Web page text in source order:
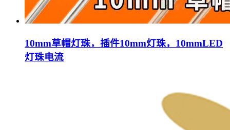
10mm草帽灯珠，插件10mm灯珠，10mmLED
灯珠电流